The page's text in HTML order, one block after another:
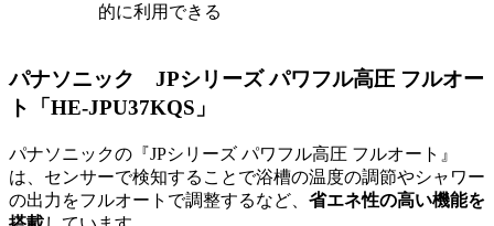
的に利用できる
パナソニック JPシリーズ パワフル高圧 フルオー
ト「HE-JPU37KQS」
パナソニックの『JPシリーズ パワフル高圧 フルオート』
は、センサーで検知することで浴槽の温度の調節やシャワー
の出力をフルオートで調整するなど、 省エネ性の高い機能を